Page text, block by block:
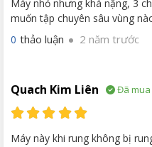
Máy nhỏ nhưng khá nặng, 3
muốn tập chuyên sâu vùng
0 thảo luận 2 năm trước
Quach Kim Liên Đã mua
Máy này khi rung không bị